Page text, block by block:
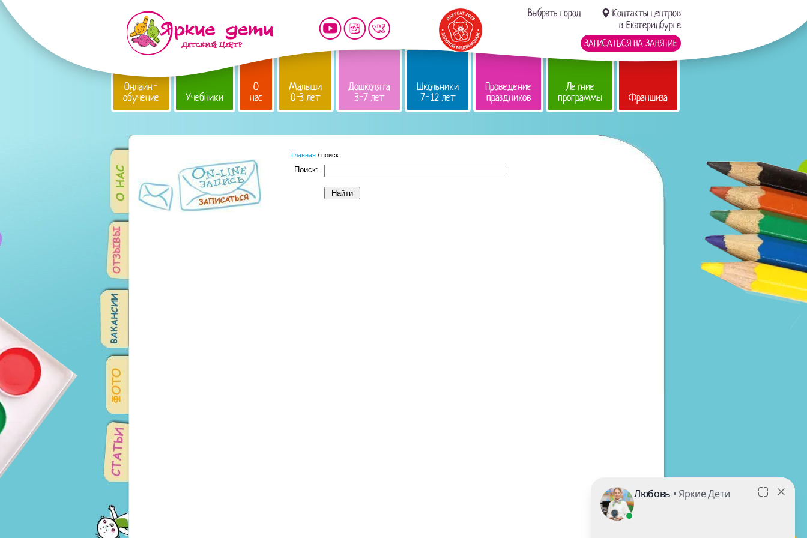
Выбрать город
Контакты центров
в Екатеринбурге
ЗАПИСАТЬСЯ НА ЗАНЯТИЕ
Онлайн-
обучение Учебники
О
нас
Малыши
0-3 лет
Дошколята
3-7 лет
Школьники
7-12 лет
Проведение
праздников
Летние
программы Франшиза
Главная / поиск
Поиск: